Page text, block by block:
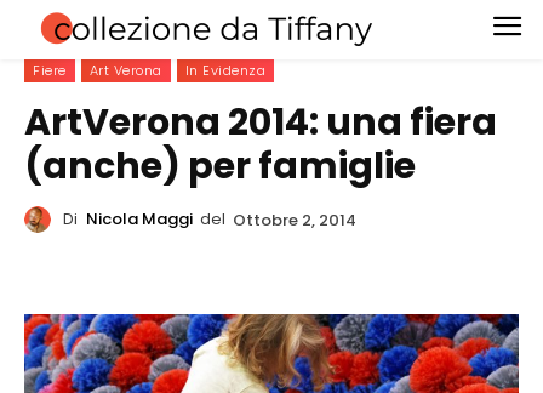
Fiere Art Verona In Evidenza
ArtVerona 2014: una fiera
(anche) per famiglie
Di Nicola Maggi del Ottobre 2, 2014